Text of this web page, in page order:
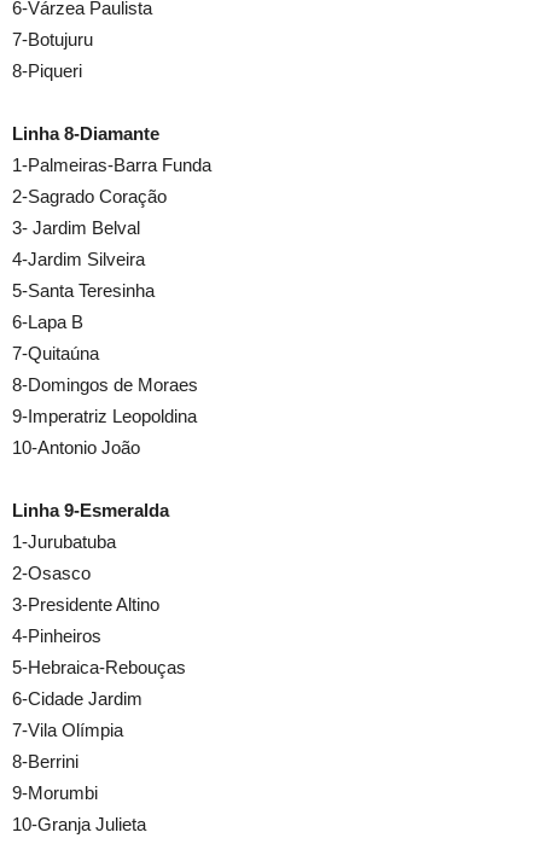
6-Várzea Paulista
7-Botujuru
8-Piqueri
Linha 8-Diamante
1-Palmeiras-Barra Funda
2-Sagrado Coração
3- Jardim Belval
4-Jardim Silveira
5-Santa Teresinha
6-Lapa B
7-Quitaúna
8-Domingos de Moraes
9-Imperatriz Leopoldina
10-Antonio João
Linha 9-Esmeralda
1-Jurubatuba
2-Osasco
3-Presidente Altino
4-Pinheiros
5-Hebraica-Rebouças
6-Cidade Jardim
7-Vila Olímpia
8-Berrini
9-Morumbi
10-Granja Julieta